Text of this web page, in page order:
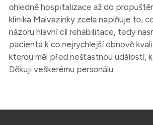
ohledně hospitalizace až do
klinika Malvazinky zcela naplňuje to,
názoru hlavní cíl rehabilitace, tedy
pacienta k co nejrychlejší obnově
kterou měl před nešťastnou událostí,
Děkuji veškerému personálu.